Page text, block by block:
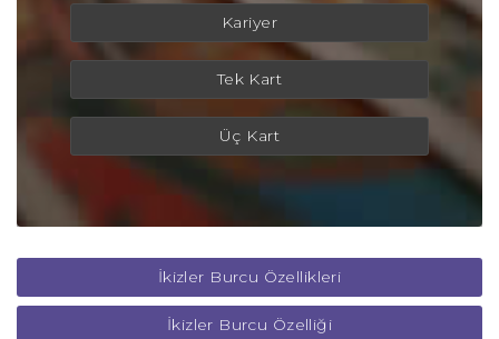
Kariyer
Tek Kart
Üç Kart
İkizler Burcu Özellikleri
İkizler Burcu Özelliği